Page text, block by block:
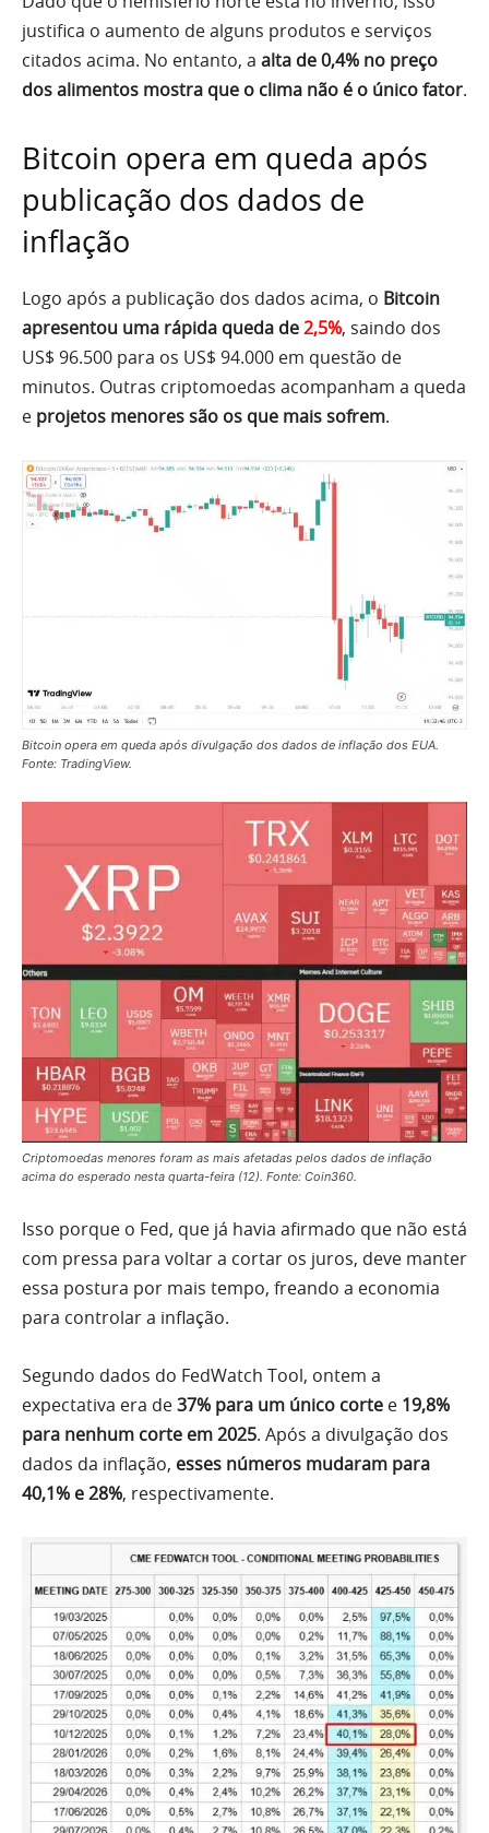
justifica o aumento de alguns produtos e serviços
citados acima. No entanto, a alta de 0,4% no preço
dos alimentos mostra que o clima não é o único fator.
Bitcoin opera em queda após
publicação dos dados de
inflação
Logo após a publicação dos dados acima, o Bitcoin
apresentou uma rápida queda de2,5%, saindo dos
US$ 96.500 para os US$ 94.000 em questão de
minutos. Outras criptomoedas acompanham a queda
e projetos menores são os que mais sofrem.
Bitcoin opera em queda após divulgação dos dados de inflação dos EUA.
Fonte: TradingView.
Criptomoedas menores foram as mais afetadas pelos dados de inflação
acima do esperado nesta quarta-feira (12). Fonte: Coin360.
Isso porque o Fed, que já havia afirmado que não está
com pressa para voltar a cortar os juros, deve manter
essa postura por mais tempo, freando a economia
para controlar a inflação.
Segundo dados do FedWatch Tool, ontem a
expectativa era de37% para um único corte e 19,8%
para nenhum corte em 2025. Após a divulgação dos
dados da inflação, esses números mudaram para
40,1% e 28%, respectivamente.